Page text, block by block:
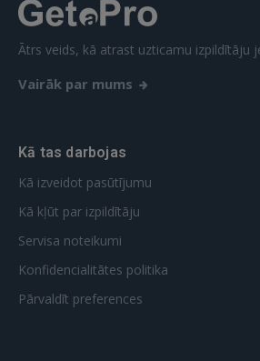
GOOGLE
Ātrs veids, kā atrast uzticamu izpildītāju
Vairāk par mums
Kā tas darbojas
Kā izveidot pasūtījumu
Kā kļūt par izpildītāju
Servisa noteikumi
Konfidencialitātes politika
Pārvaldīt preferences